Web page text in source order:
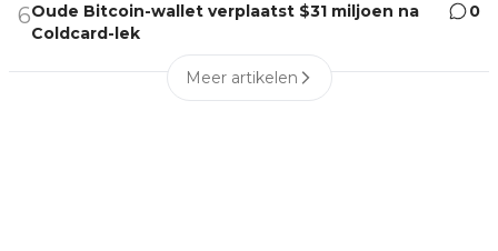
6Oude Bitcoin-wallet verplaatst $31 miljoen na
Coldcard-lek
0
Meer artikelen